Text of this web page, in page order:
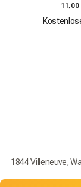
11,00
1844 Villeneuve,